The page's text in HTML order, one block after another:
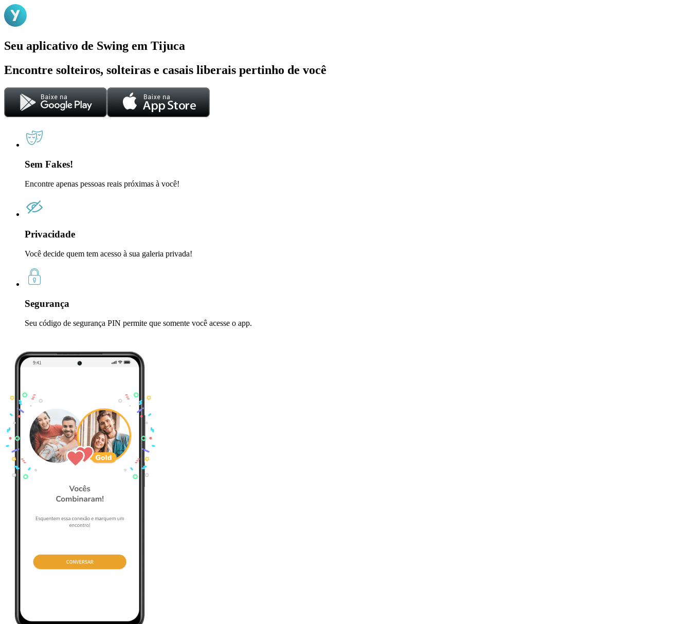
Seu aplicativo de Swing em Tijuca
Encontre solteiros, solteiras e casais liberais pertinho de você
Sem Fakes!
Encontre apenas pessoas reais próximas à você!
Privacidade
Você decide quem tem acesso à sua galeria privada!
Segurança
Seu código de segurança PIN permite que somente você acesse o app.